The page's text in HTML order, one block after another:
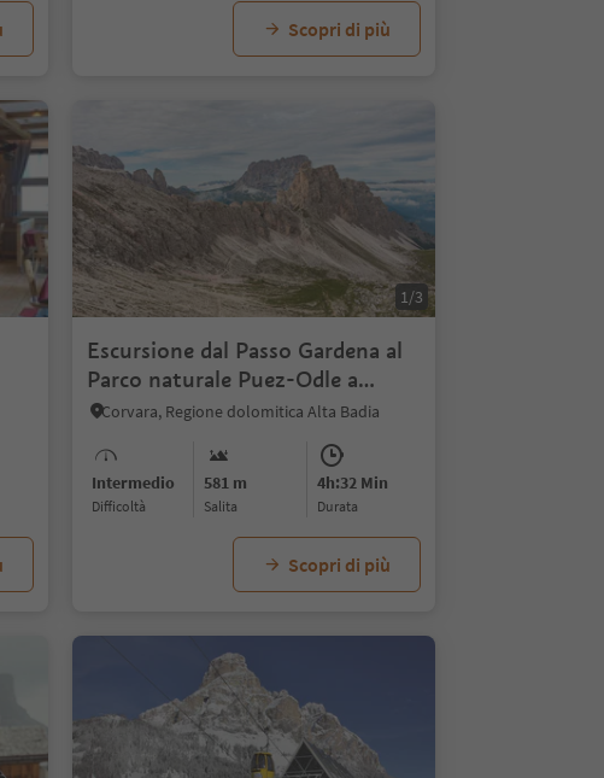
Scopri di più
1/6 1/3
Escursione dal Passo Gardena al
Parco naturale Puez-Odle a
Colfosco
Corvara, Regione dolomitica Alta Badia
Intermedio
Difficoltà
581 m
Salita
4h:32 Min
durata
Scopri di più